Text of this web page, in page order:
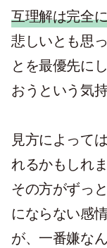
互理解は完全
悲しいとも思
とを最優先に
おうという気
見方によって
れるかもしれ
その方がずっ
にならない感
が、一番嫌な